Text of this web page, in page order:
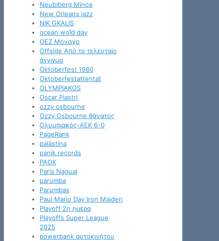
Neubiberg Minoa
New Orleans jazz
NIK GKALIS
ocean wold day
OEZ Μόναχο
Offside Από το τελευταίο
άγγιγμα
Oktoberfest 1980
Oktoberfestattentat
OLYMPIAKOS
Oscar Piastri
ozzy osbourne
Ozzy Osbourne θάνατος
Oλυμπιακός-ΑΕΚ 6-0
PageRank
palästina
panik records
PAOK
Paris Nagual
parumba
Parumbas
Paul Mario Day Iron Maiden
Playoff 2η ημέρα
Playoffs Super League
2025
powerbank αυτοκινήτου